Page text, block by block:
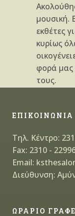
μουσική.
εκθέτες
κυρίως
φορά μας
τους.
ΕΠΙΚΟΙΝΩΝΙΑ
Τηλ. Κέντρο:
Fax: 2310 -
Email:
Διεύθυνση:
ΩΡΑΡΙΟ